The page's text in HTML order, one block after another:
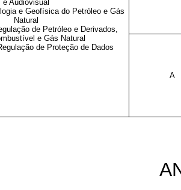
e Audiovisual
e Geofísica do Petróleo e Gás
Natural
de Petróleo e Derivados,
e Gás Natural
de Proteção de Dados
A